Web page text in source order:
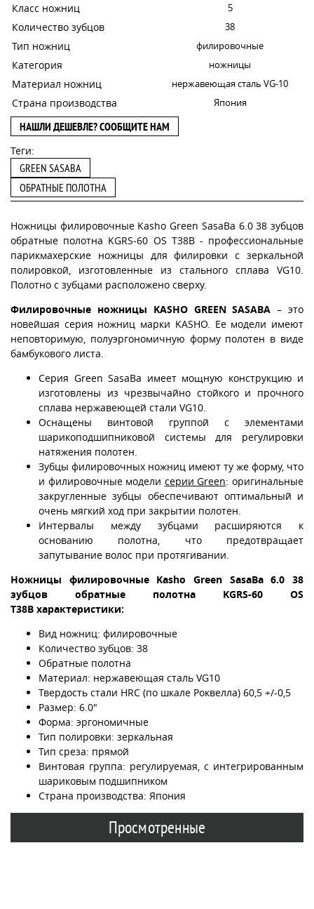
Класс ножниц 5
Количество зубцов 38
Тип ножниц филировочные
Категория ножницы
Материал ножниц нержавеющая сталь VG-10
Страна производства Япония
НАШЛИ ДЕШЕВЛЕ? СООБЩИТЕ НАМ
Теги:
GREEN SASABA
ОБРАТНЫЕ ПОЛОТНА
Ножницы филировочные Kasho Green SasaBa 6.0 38 зубцов
обратные полотна KGRS-60 OS T38B - профессиональные
парикмахерские ножницы для филировки с зеркальной
полировкой, изготовленные из стального сплава VG10.
Полотно с зубцами расположено сверху.
Филировочные ножницы KASHO GREEN SASABA – это
новейшая серия ножниц марки KASHO. Ее модели имеют
неповторимую, полуэргономичную форму полотен в виде
бамбукового листа.
Серия Green SasaBa имеет мощную конструкцию и
изготовлены из чрезвычайно стойкого и прочного
сплава нержавеющей стали VG10.
Оснащены винтовой группой с элементами
шарикоподшипниковой системы для регулировки
натяжения полотен.
Зубцы филировочных ножниц имеют ту же форму, что
и филировочные модели серии Green: оригинальные
закругленные зубцы обеспечивают оптимальный и
очень мягкий ход при закрытии полотен.
Интервалы между зубцами расширяются к
основанию полотна, что предотвращает
запутывание волос при протягивании.
Ножницы филировочные Kasho Green SasaBa 6.0 38
зубцов обратные полотна KGRS-60 OS
T38B характеристики:
Вид ножниц: филировочные
Количество зубцов: 38
Обратные полотна
Материал: нержавеющая сталь VG10
Твердость стали HRC (по шкале Роквелла) 60,5 +/-0,5
Размер: 6.0"
Форма: эргономичные
Тип полировки: зеркальная
Тип среза: прямой
Винтовая группа: регулируемая, с интегрированным
шариковым подшипником
Страна производства: Япония
Просмотренные